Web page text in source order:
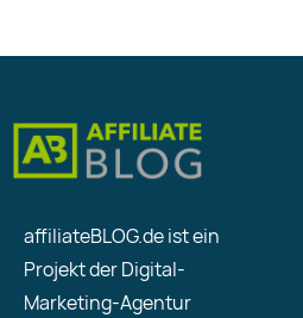
affiliateBLOG.de ist ein
Projekt der Digital-
Marketing-Agentur